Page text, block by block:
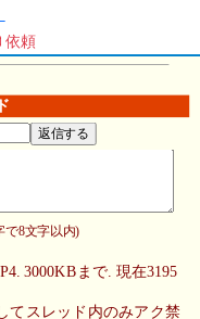
依頼